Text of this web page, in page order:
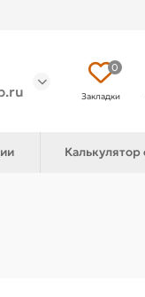
0
Закладки
Калькулятор